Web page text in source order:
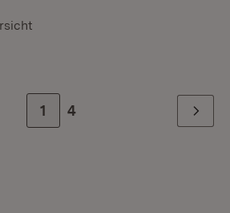
Zur Seite
1 Zur letzten Seite
4 Weiter